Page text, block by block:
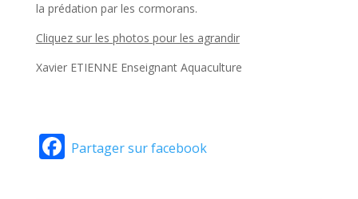
la prédation par les cormorans.
Cliquez sur les photos pour les agrandir
Xavier ETIENNE Enseignant Aquaculture
Facebook
Partager sur facebook